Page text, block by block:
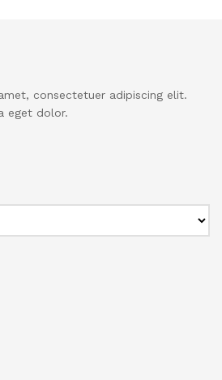
consectetuer adipiscing elit.
eget dolor.